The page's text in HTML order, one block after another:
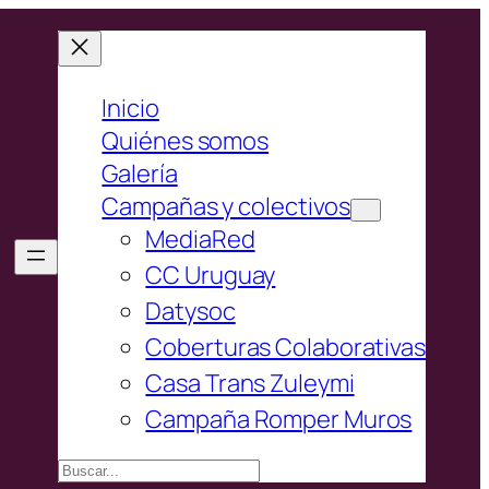
Inicio
Quiénes somos
Galería
Campañas y colectivos
MediaRed
CC Uruguay
Datysoc
Coberturas Colaborativas
Casa Trans Zuleymi
Campaña Romper Muros
Buscar